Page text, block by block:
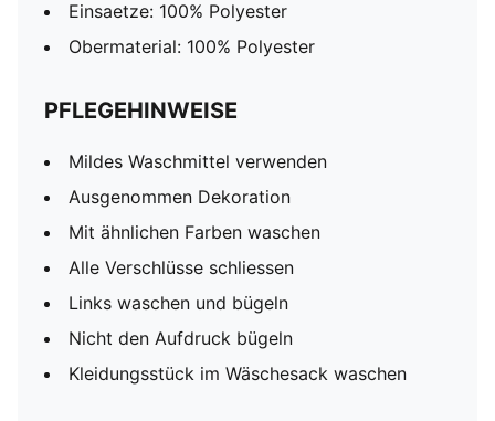
Einsaetze: 100% Polyester
Obermaterial: 100% Polyester
PFLEGEHINWEISE
Mildes Waschmittel verwenden
Ausgenommen Dekoration
Mit ähnlichen Farben waschen
Alle Verschlüsse schliessen
Links waschen und bügeln
Nicht den Aufdruck bügeln
Kleidungsstück im Wäschesack waschen